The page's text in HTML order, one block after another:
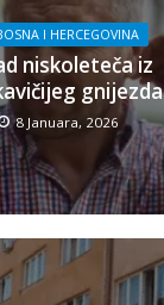
I HERCEGOVINA
niskoleteča iz
gnijezda
8 Januara, 2026